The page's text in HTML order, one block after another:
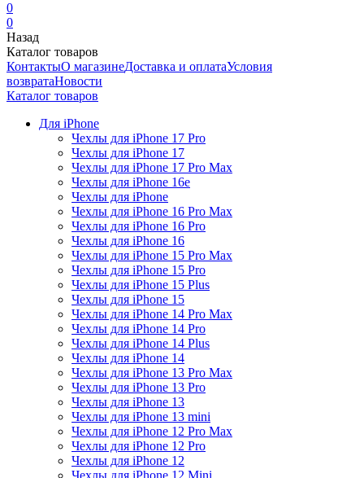
0
0
Назад
Каталог товаров
КонтактыО магазинеДоставка и оплатаУсловия
возвратаНовости
Каталог товаров
Для iPhone
Чехлы для iPhone 17 Pro
Чехлы для iPhone 17
Чехлы для iPhone 17 Pro Max
Чехлы для iPhone 16e
Чехлы для iPhone
Чехлы для iPhone 16 Pro Max
Чехлы для iPhone 16 Pro
Чехлы для iPhone 16
Чехлы для iPhone 15 Pro Max
Чехлы для iPhone 15 Pro
Чехлы для iPhone 15 Plus
Чехлы для iPhone 15
Чехлы для iPhone 14 Pro Max
Чехлы для iPhone 14 Pro
Чехлы для iPhone 14 Plus
Чехлы для iPhone 14
Чехлы для iPhone 13 Pro Max
Чехлы для iPhone 13 Pro
Чехлы для iPhone 13
Чехлы для iPhone 13 mini
Чехлы для iPhone 12 Pro Max
Чехлы для iPhone 12 Pro
Чехлы для iPhone 12
Чехлы для iPhone 12 Mini